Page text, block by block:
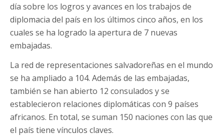
día sobre los logros y avances en los trabajos de
diplomacia del país en los últimos cinco años, en los
cuales se ha logrado la apertura de 7 nuevas
embajadas.
La red de representaciones salvadoreñas en el mundo
se ha ampliado a 104. Además de las embajadas,
también se han abierto 12 consulados y se
establecieron relaciones diplomáticas con 9 países
africanos. En total, se suman 150 naciones con las que
el país tiene vínculos claves.